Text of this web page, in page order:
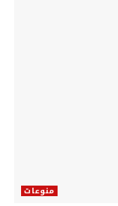
منوعات